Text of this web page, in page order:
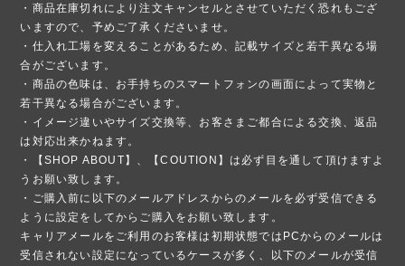
・商品在庫切れにより注文キャンセルとさせていただく恐れもござ
いますので、予めご了承くださいませ。
・仕入れ工場を変えることがあるため、記載サイズと若干異なる場
合がございます。
・商品の色味は、お手持ちのスマートフォンの画面によって実物と
若干異なる場合がございます。
・イメージ違いやサイズ交換等、お客さまご都合による交換、返品
は対応出来かねます。
・【SHOP ABOUT】、【COUTION】は必ず目を通して頂けますよ
うお願い致します。
・ご購入前に以下のメールアドレスからのメールを必ず受信できる
ように設定をしてからご購入をお願い致します。
キャリアメールをご利用のお客様は初期状態ではPCからのメールは
受信されない設定になっているケースが多く、以下のメールが受信